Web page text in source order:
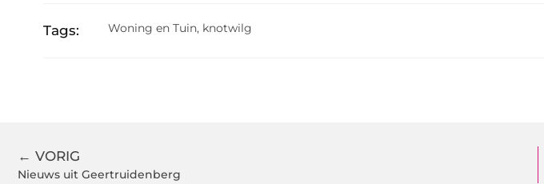
Tags: Woning en Tuin, knotwilg
← VORIG
Nieuws uit Geertruidenberg